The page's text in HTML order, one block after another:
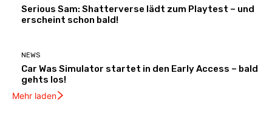
Serious Sam: Shatterverse lädt zum Playtest – und
erscheint schon bald!
NEWS
Car Was Simulator startet in den Early Access – bald
gehts los!
Mehr laden